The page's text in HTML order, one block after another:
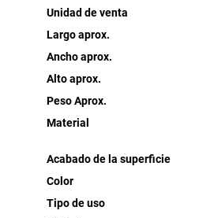
Unidad de venta
Largo aprox.
Ancho aprox.
Alto aprox.
Peso Aprox.
Material
Acabado de la superficie
Color
Tipo de uso